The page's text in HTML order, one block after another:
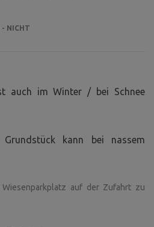
- NICHT
auch im Winter / bei Schnee
kann bei nassem
Wiesenparkplatz auf der Zufahrt zu